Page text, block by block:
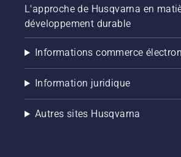
L'approche de Husqvarna en
développement durable
Informations commerce
Information juridique
Autres sites Husqvarna